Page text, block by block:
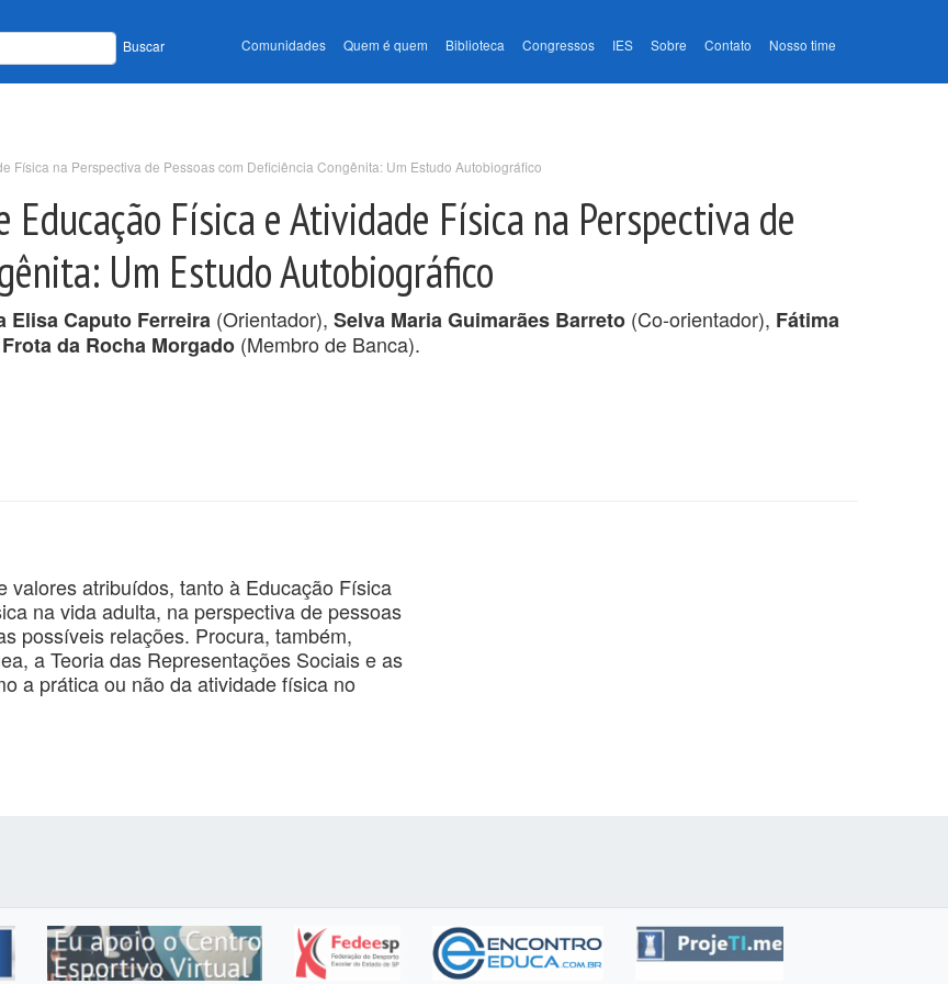
Buscar Comunidades Quem é quem Biblioteca Congressos IES Sobre Contato Nosso time
Física na Perspectiva de Pessoas com Deficiência Congênita: Um Estudo Autobiográfico
Educação Física e Atividade Física na Perspectiva de
Um Estudo Autobiográfico
Elisa Caputo Ferreira (Orientador), Selva Maria Guimarães Barreto (Co-orientador), Fátima
da Rocha Morgado (Membro de Banca).
valores atribuídos, tanto à Educação Física
na vida adulta, na perspectiva de pessoas
possíveis relações. Procura, também,
a Teoria das Representações Sociais e as
a prática ou não da atividade física no